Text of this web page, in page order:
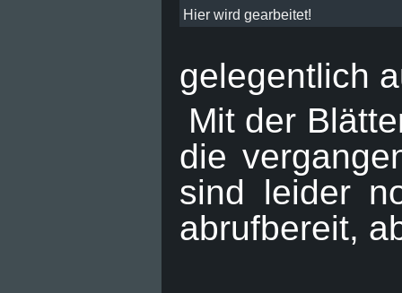
Hier wird gearbeitet!
gelegentlich
Mit der
die
sind leider
abrufbereit,